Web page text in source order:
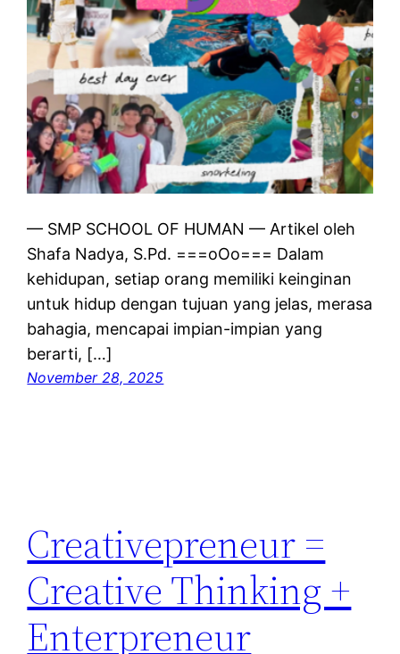
— SMP SCHOOL OF HUMAN — Artikel oleh
Shafa Nadya, S.Pd. ===oOo=== Dalam
kehidupan, setiap orang memiliki keinginan
untuk hidup dengan tujuan yang jelas, merasa
bahagia, mencapai impian-impian yang
berarti, […]
November 28, 2025
Creativepreneur =
Creative Thinking +
Enterpreneur